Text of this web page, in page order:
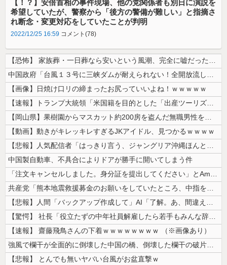
【！？】安倍首相の事件現場、他の党関係者も別日に演説を
希望していたが、警察から「後方の警備が難しい」と指摘さ
れ断念・変更対応をしていたことが判明
2022/12/25 16:59 コメント(78)
【恐怖】 家族葬・一日葬なら安いという風潮、完全に嘘だった・・・・
中国政府「台風１３号に三峡ダムが耐えられない！全開放流しろ！」⇒ 下流...
【画像】日焼け口リの締まったお尻っていいよね！ｗｗｗｗｗ
【速報】トランプ大統領「米国籍を目的とした「出産ツーリズム」を禁止する...
【岡山県】果樹園からマスカット約200房を盗んだ無職男性を逮捕「ぶどう...
【動画】動きがキレッキレすぎるJKアイドル、見つかるｗｗｗｗ
【悲報】人気配信者「はっきり言う、ジャングリア沖縄ほんとーーーーーーー...
中国製自動車、不具合によりドアが勝手に開いてしまう件
「注文キャンセルしました。身分証を提出してください」とAmazonから...
共産党「熊本地震救援募金のお願いをしていたところ、中指を立てられました...
【悲報】人間「バックアップ作成して」AI「了解。あ、間違えちゃったｗ」...
【驚愕】 社長「役立たずの中年社員解雇したら若手もみんな辞めてしまった...
【速報】 齋藤飛鳥さんの下着ｗｗｗｗｗｗｗｗ （※画像あり）
強風で欄干が全面的に倒壊した中国の橋、倒壊した欄干の破片を調べると凄ま...
【悲報】 とんでも無いヤバい台風がお盆直撃ｗ